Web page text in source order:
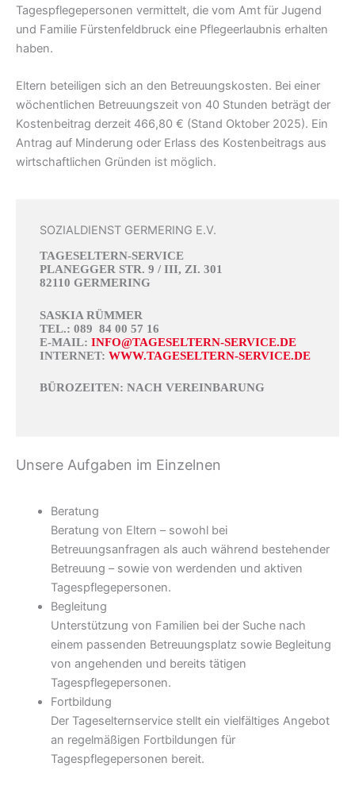
Tagespflegepersonen vermittelt, die vom Amt für Jugend
und Familie Fürstenfeldbruck eine Pflegeerlaubnis erhalten
haben.
Eltern beteiligen sich an den Betreuungskosten. Bei einer
wöchentlichen Betreuungszeit von 40 Stunden beträgt der
Kostenbeitrag derzeit 466,80 € (Stand Oktober 2025). Ein
Antrag auf Minderung oder Erlass des Kostenbeitrags aus
wirtschaftlichen Gründen ist möglich.
SOZIALDIENST GERMERING E.V.
TAGESELTERN-SERVICE
PLANEGGER STR. 9 / III, ZI. 301
82110 GERMERING
SASKIA RÜMMER
TEL.: 089 84 00 57 16
E-MAIL: INFO@TAGESELTERN-SERVICE.DE
INTERNET: WWW.TAGESELTERN-SERVICE.DE
BÜROZEITEN: NACH VEREINBARUNG
Unsere Aufgaben im Einzelnen
Beratung
Beratung von Eltern – sowohl bei
Betreuungsanfragen als auch während bestehender
Betreuung – sowie von werdenden und aktiven
Tagespflegepersonen.
Begleitung
Unterstützung von Familien bei der Suche nach
einem passenden Betreuungsplatz sowie Begleitung
von angehenden und bereits tätigen
Tagespflegepersonen.
Fortbildung
Der Tageselternservice stellt ein vielfältiges Angebot
an regelmäßigen Fortbildungen für
Tagespflegepersonen bereit.